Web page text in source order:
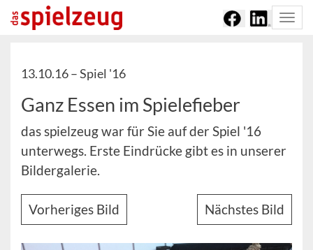
13.10.16 –Spiel '16
Ganz Essen im Spielefieber
das spielzeug war für Sie auf der Spiel '16
unterwegs. Erste Eindrücke gibt es in unserer
Bildergalerie.
Vorheriges Bild Nächstes Bild